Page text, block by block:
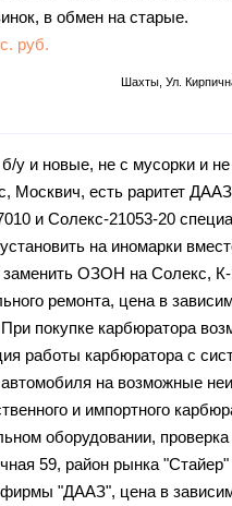
в обмен на старые.
руб.
Шахты, Ул.
у и новые, не с мусорки и
есть раритет
и Солекс-21053-20
на иномарки
заменить ОЗОН на Солекс,
ремонта, цена в
покупке карбюратора
работы карбюратора с
на возможные
и импортного
оборудовании,
59, район рынка
"ДААЗ", цена в